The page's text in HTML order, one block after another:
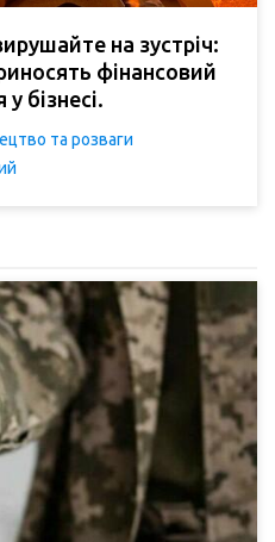
на зустріч:
фінансовий
бізнесі.
та розваги